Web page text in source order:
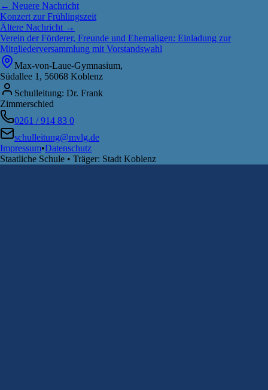
← Neuere Nachricht
Konzert zur Frühlingszeit
Ältere Nachricht →
Verein der Förderer, Freunde und Ehemaligen: Einladung zur
Mitgliederversammlung mit Vorstandswahl
Max-von-Laue-Gymnasium,
Südallee 1, 56068 Koblenz
Schulleitung: Dr. Frank
Zimmerschied
0261 / 914 83 0
schulleitung@mvlg.de
Impressum•Datenschutz
Staatliche Schule • Träger: Stadt Koblenz